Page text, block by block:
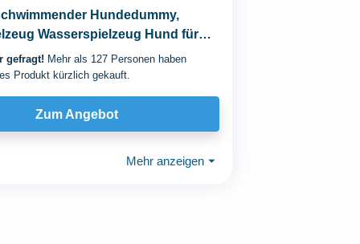
Hundedummy,
Wasserspielzeug Hund für
gefragt! Mehr als 127 Personen haben
Produkt kürzlich gekauft.
Zum Angebot
Mehr anzeigen ⏷